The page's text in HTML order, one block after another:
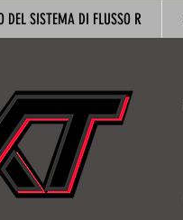
DEL SISTEMA DI FLUSSO R